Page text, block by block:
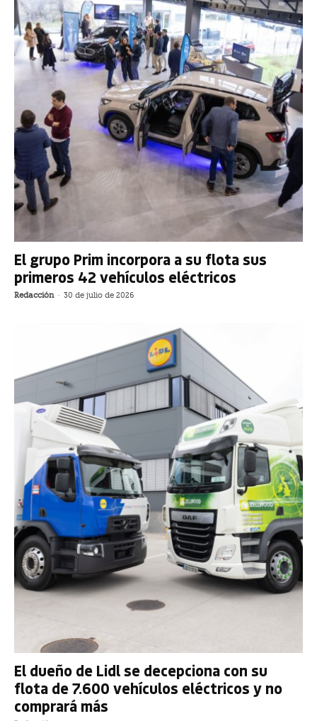
El grupo Prim incorpora a su flota sus
primeros 42 vehículos eléctricos
Redacción - 30 de julio de 2026
El dueño de Lidl se decepciona con su
flota de 7.600 vehículos eléctricos y no
comprará más